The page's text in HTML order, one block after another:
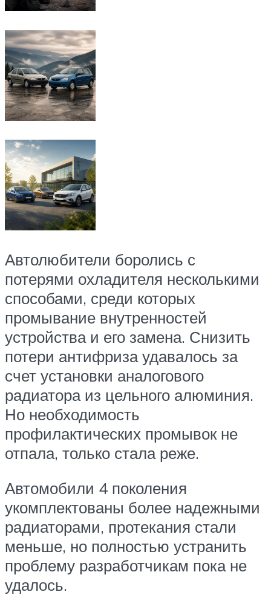
Автолюбители боролись с
потерями охладителя несколькими
способами, среди которых
промывание внутренностей
устройства и его замена. Снизить
потери антифриза удавалось за
счет установки аналогового
радиатора из цельного алюминия.
Но необходимость
профилактических промывок не
отпала, только стала реже.
Автомобили 4 поколения
укомплектованы более надежными
радиаторами, протекания стали
меньше, но полностью устранить
проблему разработчикам пока не
удалось.